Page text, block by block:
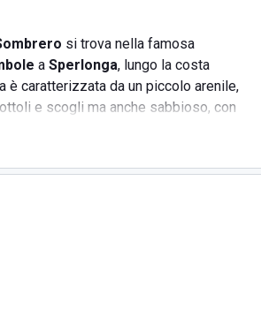
si trova nella famosa
a Sperlonga, lungo la costa
è caratterizzata da un piccolo arenile,
e scogli ma anche sabbioso, con
delle Bambolenon presenta